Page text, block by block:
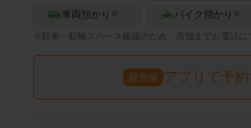
車両預かり ※ バイク預かり ※
※ 駐車・駐輪 スペース確認のため、店舗までお電話に
最安値 アプリで予約